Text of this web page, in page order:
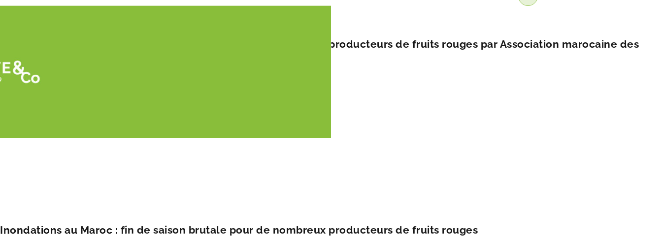
Inondations au Maroc : fin de saison brutale pour de nombreux producteurs de fruits rouges par Association marocaine des
Inondations au Maroc : fin de saison brutale pour de nombreux producteurs de fruits rouges